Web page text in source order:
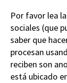
Por favor lea
sociales (que
saber que
procesan
reciben son
está ubicado